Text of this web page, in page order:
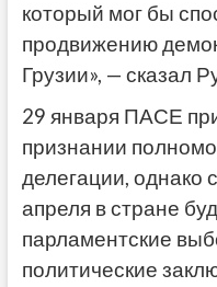
который мог бы
продвижению
Грузии», — сказал
29 января ПАСЕ
признании
делегации, однако
апреля в стране
парламентские
политические